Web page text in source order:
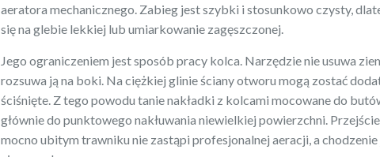
aeratora mechanicznego. Zabieg jest szybki i stosunkowo czysty,
się na glebie lekkiej lub umiarkowanie zagęszczonej.
Jego ograniczeniem jest sposób pracy kolca. Narzędzie nie usuwa
rozsuwa ją na boki. Na ciężkiej glinie ściany otworu mogą zostać
ściśnięte. Z tego powodu tanie nakładki z kolcami mocowane do
głównie do punktowego nakłuwania niewielkiej powierzchni.
mocno ubitym trawniku nie zastąpi profesjonalnej aeracji, a chodzenie